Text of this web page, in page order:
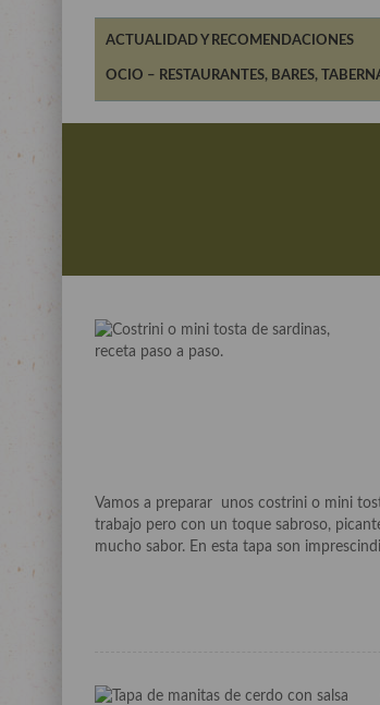
ACTUALIDAD Y RECOMENDACIONES
OCIO – RESTAURANTES, BARES,
Vamos a preparar unos costrini o mini
trabajo pero con un toque sabroso,
mucho sabor. En esta tapa son